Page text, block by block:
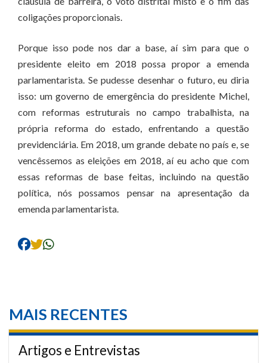
coligações proporcionais.
Porque isso pode nos dar a base, aí sim para que o
presidente eleito em 2018 possa propor a emenda
parlamentarista. Se pudesse desenhar o futuro, eu diria
isso: um governo de emergência do presidente Michel,
com reformas estruturais no campo trabalhista, na
própria reforma do estado, enfrentando a questão
previdenciária. Em 2018, um grande debate no país e, se
vencêssemos as eleições em 2018, aí eu acho que com
essas reformas de base feitas, incluindo na questão
política, nós possamos pensar na apresentação da
emenda parlamentarista.
MAIS RECENTES
Artigos e Entrevistas